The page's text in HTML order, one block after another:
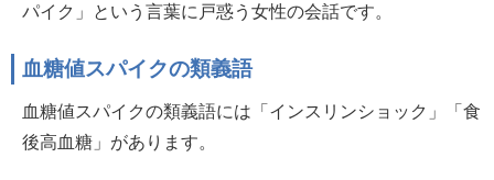
パイク」という言葉に戸惑う女性の会話です。
血糖値スパイクの類義語
血糖値スパイクの類義語には「インスリンショック」「食
後高血糖」があります。